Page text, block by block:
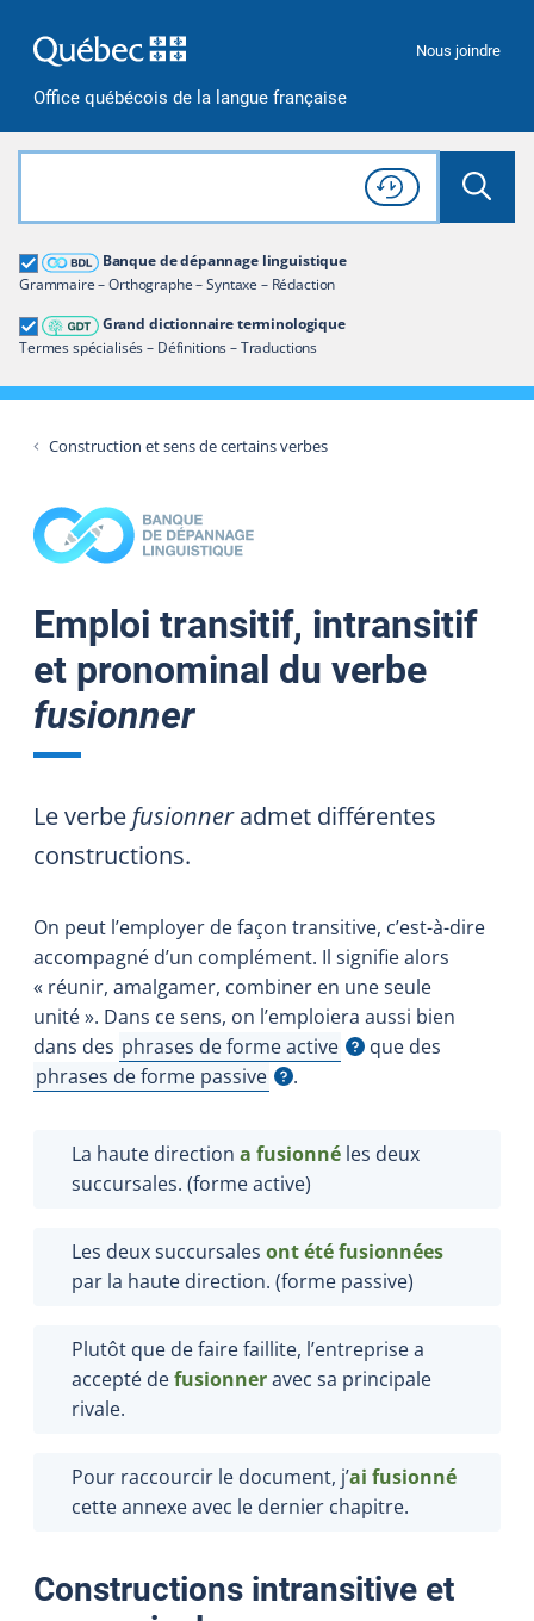
Office québécois de la langue française
Nous joindre
Rechercher dans tout le site
Lancer
Consulter l'
Historique
de recherche
Banque de dépannage linguistique
Grammaire – Orthographe – Syntaxe – Rédaction
Grand dictionnaire terminologique
Termes spécialisés – Définitions – Traductions
Grand dictionnaire terminologique
Restreindre aux termes
Construction et sens de certains verbes
Emploi transitif, intransitif
et pronominal du verbe
fusionner
Le verbe fusionneradmet différentes
constructions.
On peut l’employer de façon transitive, c’est-à-dire
accompagné d’un complément. Il signifie alors
« réunir, amalgamer, combiner en une seule
unité ». Dans ce sens, on l’emploiera aussi bien
dans des phrases de forme active
Afficher l'infobulle
que des
phrases de forme passive
Afficher l'infobulle .
La haute direction a fusionné les deux
succursales. (forme active)
Les deux succursales ont été fusionnées
par la haute direction. (forme passive)
Plutôt que de faire faillite, l’entreprise a
accepté defusionneravec sa principale
rivale.
Pour raccourcir le document, j’ai fusionné
cette annexe avec le dernier chapitre.
Constructions intransitive et